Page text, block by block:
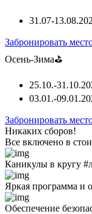
31.07-
Забронировать
Осень-Зима⛳
25.10.-
03.01.-
Забронировать
Никаких сборов!
Все включено в
Каникулы в кругу
Яркая программа и
Обеспечение